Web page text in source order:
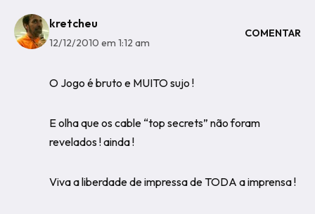
kretcheu
12/12/2010 em 1:12 am
COMENTAR
O Jogo é bruto e MUITO sujo !
E olha que os cable “top secrets” não foram
revelados ! ainda !
Viva a liberdade de impressa de TODA a imprensa !